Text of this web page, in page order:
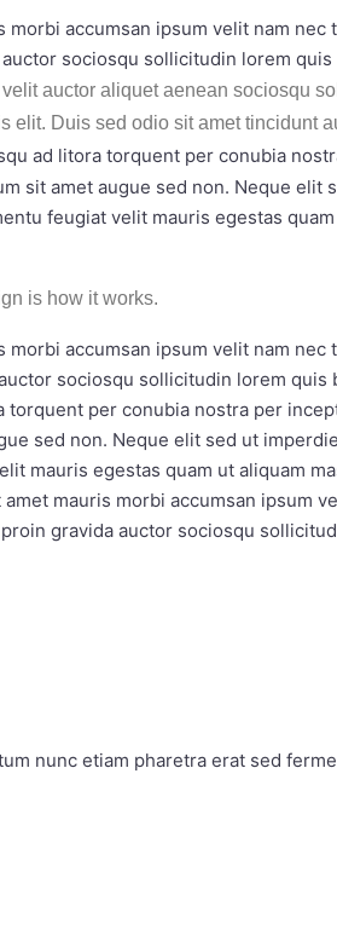
accumsan ipsum velit nam
sociosqu sollicitudin lorem
auctor aliquet aenean sociosqu
Duis sed odio sit amet tincidunt
ad litora torquent per conubia
sit amet augue sed non. Neque elit
feugiat velit mauris egestas
is how it works.
accumsan ipsum velit nam
sociosqu sollicitudin lorem quis
per conubia nostra per
sed non. Neque elit sed ut
mauris egestas quam ut aliquam
mauris morbi accumsan ipsum
gravida auctor sociosqu
nunc etiam pharetra erat sed